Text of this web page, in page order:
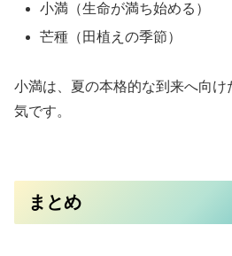
小満（生命が満ち始める）
芒種（田植えの季節）
小満は、夏の本格的な到来へ向
気です。
まとめ